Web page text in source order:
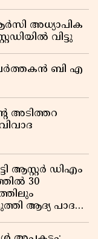
അധ്യാപിക
വിട്ടു
ബി എ
അടിത്തറ
ആസ്റ്റർ ഡിഎം
30
ആദ്യ പാദ